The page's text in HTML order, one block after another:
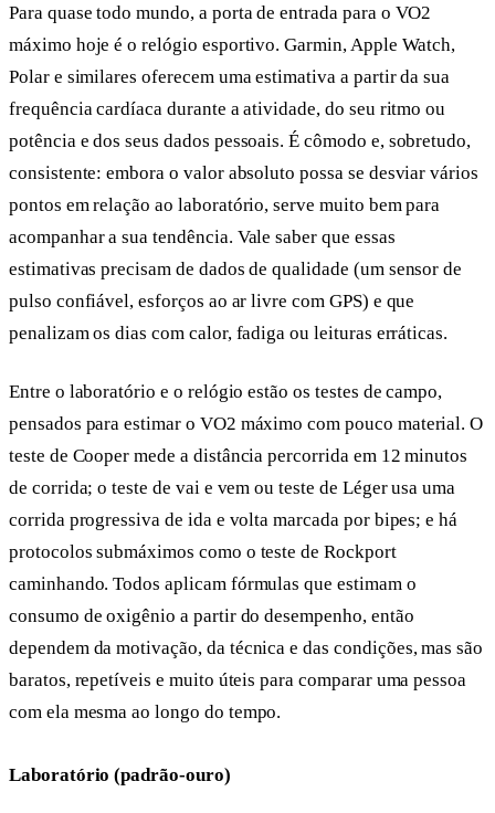
Para quase todo mundo, a porta de entrada para o VO2
máximo hoje é o relógio esportivo. Garmin, Apple Watch,
Polar e similares oferecem uma estimativa a partir da sua
frequência cardíaca durante a atividade, do seu ritmo ou
potência e dos seus dados pessoais. É cômodo e, sobretudo,
consistente: embora o valor absoluto possa se desviar vários
pontos em relação ao laboratório, serve muito bem para
acompanhar a sua tendência. Vale saber que essas
estimativas precisam de dados de qualidade (um sensor de
pulso confiável, esforços ao ar livre com GPS) e que
penalizam os dias com calor, fadiga ou leituras erráticas.
Entre o laboratório e o relógio estão os testes de campo,
pensados para estimar o VO2 máximo com pouco material. O
teste de Cooper mede a distância percorrida em 12 minutos
de corrida; o teste de vai e vem ou teste de Léger usa uma
corrida progressiva de ida e volta marcada por bipes; e há
protocolos submáximos como o teste de Rockport
caminhando. Todos aplicam fórmulas que estimam o
consumo de oxigênio a partir do desempenho, então
dependem da motivação, da técnica e das condições, mas são
baratos, repetíveis e muito úteis para comparar uma pessoa
com ela mesma ao longo do tempo.
Laboratório (padrão-ouro)